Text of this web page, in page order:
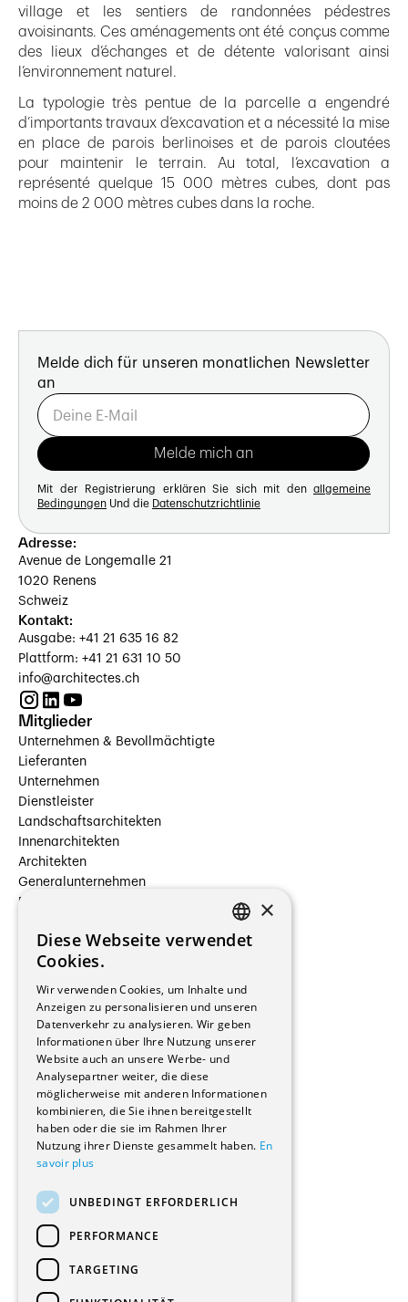
village et les sentiers de randonnées pédestres
avoisinants. Ces aménagements ont été conçus comme
des lieux d’échanges et de détente valorisant ainsi
l’environnement naturel.
La typologie très pentue de la parcelle a engendré
d’importants travaux d’excavation et a nécessité la mise
en place de parois berlinoises et de parois cloutées
pour maintenir le terrain. Au total, l’excavation a
représenté quelque 15 000 mètres cubes, dont pas
moins de 2 000 mètres cubes dans la roche.
Melde dich für unseren monatlichen Newsletter
an
Mit der Registrierung erklären Sie sich mit den allgemeine
Bedingungen Und die Datenschutzrichtlinie
Adresse:
Avenue de Longemalle 21
1020 Renens
Schweiz
Kontakt:
Ausgabe: +41 21 635 16 82
Plattform: +41 21 631 10 50
info@architectes.ch
Mitglieder
Unternehmen & Bevollmächtigte
Lieferanten
Unternehmen
Dienstleister
Landschaftsarchitekten
Innenarchitekten
Architekten
Generalunternehmen
Beauftragte Unternehmen
Hersteller/Lieferanten
Bauherrschaften
Immobilienverwaltungsgesellschaften
Stockwerkeigentum
Reportagen
Wohnungen
Renovierungen
Innere Umbauten
Gastgewerbe und Tourismus
Verwaltungsgebäude und Geschäfte
Schuleinrichtungen
Medizinische Einrichtungen
Kultur - Sport - Freizeit
Industrie - Handwerk
Transport und Parkplätze
Diverse Bauten
FRENCH
×
Diese Webseite verwendet
Cookies.
Wir verwenden Cookies, um Inhalte und
Anzeigen zu personalisieren und unseren
Datenverkehr zu analysieren. Wir geben
Informationen über Ihre Nutzung unserer
Website auch an unsere Werbe- und
Analysepartner weiter, die diese
möglicherweise mit anderen Informationen
kombinieren, die Sie ihnen bereitgestellt
haben oder die sie im Rahmen Ihrer
Nutzung ihrer Dienste gesammelt haben. En
savoir plus
UNBEDINGT ERFORDERLICH
PERFORMANCE
TARGETING